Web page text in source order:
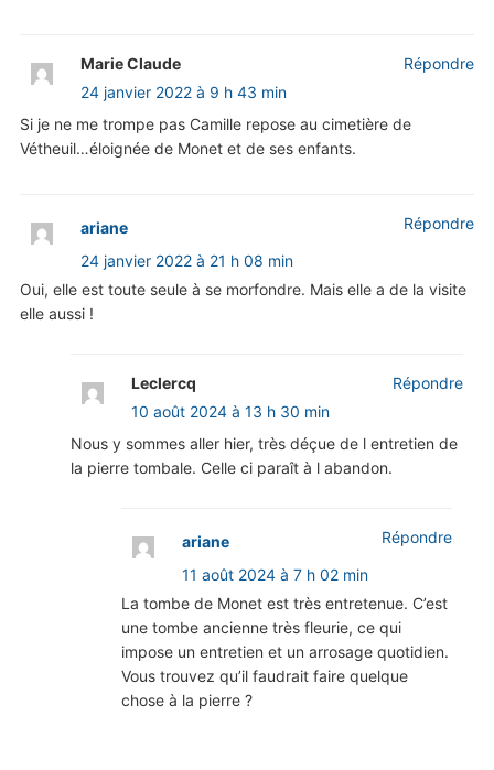
Marie Claude
24 janvier 2022 à 9 h 43 min
Si je ne me trompe pas Camille repose au cimetière de
Vétheuil…éloignée de Monet et de ses enfants.
Répondre
ariane
24 janvier 2022 à 21 h 08 min
Oui, elle est toute seule à se morfondre. Mais elle a de la visite
elle aussi !
Répondre
Leclercq
10 août 2024 à 13 h 30 min
Nous y sommes aller hier, très déçue de l entretien de
la pierre tombale. Celle ci paraît à l abandon.
Répondre
ariane
11 août 2024 à 7 h 02 min
La tombe de Monet est très entretenue. C’est
une tombe ancienne très fleurie, ce qui
impose un entretien et un arrosage quotidien.
Vous trouvez qu’il faudrait faire quelque
chose à la pierre ?
Répondre